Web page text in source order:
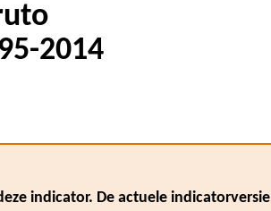
2014
indicator. De actuele indicatorversie